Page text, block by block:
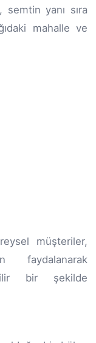
semtin yanı sıra
mahalle ve
müşteriler,
faydalanarak
bir şekilde